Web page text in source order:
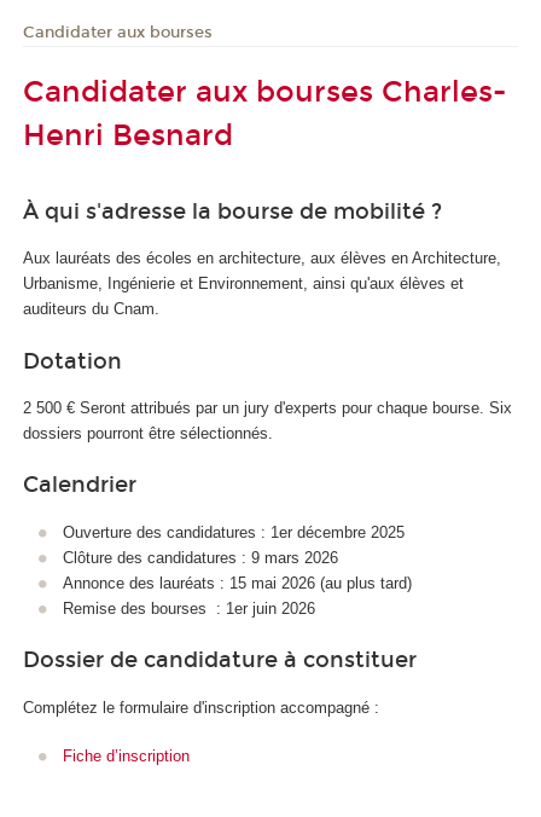
Candidater aux bourses
Candidater aux bourses Charles-
Henri Besnard
À qui s'adresse la bourse de mobilité ?
Aux lauréats des écoles en architecture, aux élèves en Architecture,
Urbanisme, Ingénierie et Environnement, ainsi qu'aux élèves et
auditeurs du Cnam.
Dotation
2 500 € Seront attribués par un jury d'experts pour chaque bourse. Six
dossiers pourront être sélectionnés.
Calendrier
Ouverture des candidatures : 1er décembre 2025
Clôture des candidatures : 9 mars 2026
Annonce des lauréats : 15 mai 2026 (au plus tard)
Remise des bourses : 1er juin 2026
Dossier de candidature à constituer
Complétez le formulaire d'inscription accompagné :
Fiche d’inscription